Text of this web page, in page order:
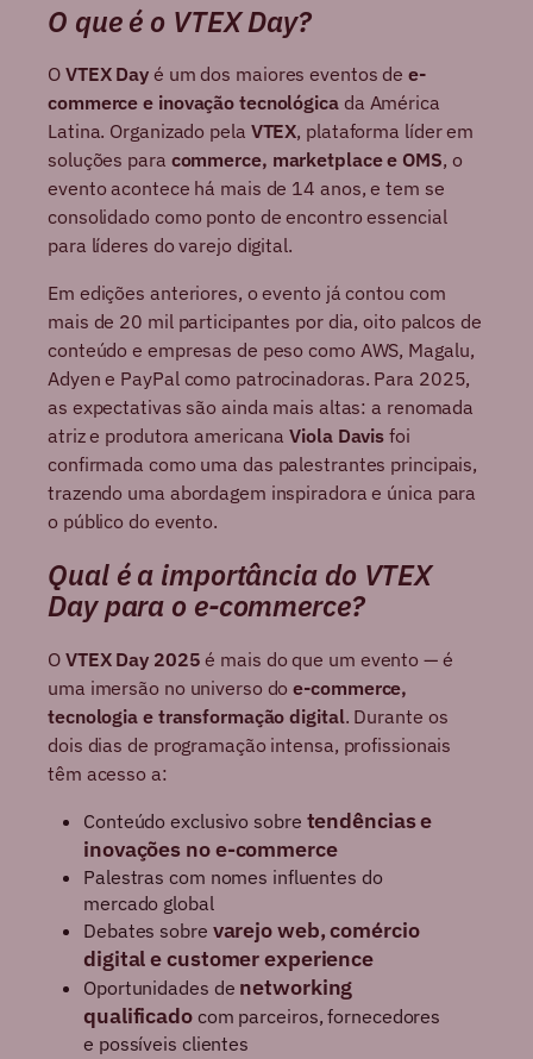
O que é o VTEX Day?
O VTEX Day é um dos maiores eventos dee-
commerce e inovação tecnológicada América
Latina. Organizado pela VTEX, plataforma líder em
soluções para commerce, marketplace e OMS, o
evento acontece há mais de 14 anos, e tem se
consolidado como ponto de encontro essencial
para líderes do varejo digital.
Em edições anteriores, o evento já contou com
mais de 20 mil participantes por dia, oito palcos de
conteúdo e empresas de peso como AWS, Magalu,
Adyen e PayPal como patrocinadoras. Para 2025,
as expectativas são ainda mais altas: a renomada
atriz e produtora americanaViola Davis foi
confirmada como uma das palestrantes principais,
trazendo uma abordagem inspiradora e única para
o público do evento.
Qual é a importância do VTEX
Day para o e-commerce?
O VTEX Day 2025 é mais do que um evento — é
uma imersão no universo doe-commerce,
tecnologia e transformação digital. Durante os
dois dias de programação intensa, profissionais
têm acesso a:
Conteúdo exclusivo sobre tendências e
inovações no e-commerce
Palestras com nomes influentes do
mercado global
Debates sobre varejo web, comércio
digital e customer experience
Oportunidades de networking
qualificadocom parceiros, fornecedores
e possíveis clientes